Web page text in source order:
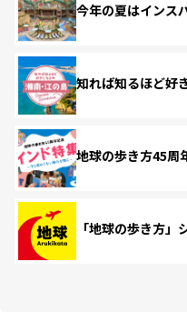
今年の夏はインス
知れば知るほど好
地球の歩き方45周
「地球の歩き方」